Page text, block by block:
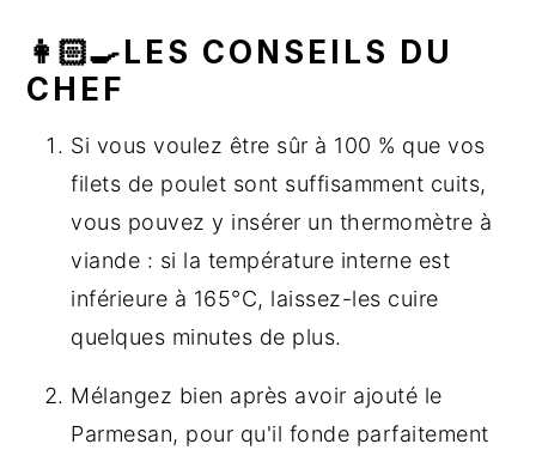
👩🏻‍🍳LES CONSEILS DU
CHEF
Si vous voulez être sûr à 100 % que vos
filets de poulet sont suffisamment cuits,
vous pouvez y insérer un thermomètre à
viande : si la température interne est
inférieure à 165°C, laissez-les cuire
quelques minutes de plus.
Mélangez bien après avoir ajouté le
Parmesan, pour qu'il fonde parfaitement